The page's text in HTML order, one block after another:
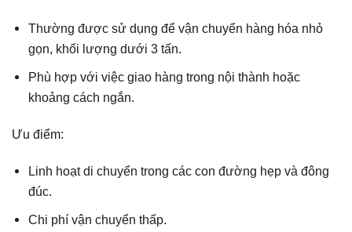
Thường được sử dụng để vận chuyển hàng hóa nhỏ
gọn, khối lượng dưới 3 tấn.
Phù hợp với việc giao hàng trong nội thành hoặc
khoảng cách ngắn.
Ưu điểm:
Linh hoạt di chuyển trong các con đường hẹp và đông
đúc.
Chi phí vận chuyển thấp.